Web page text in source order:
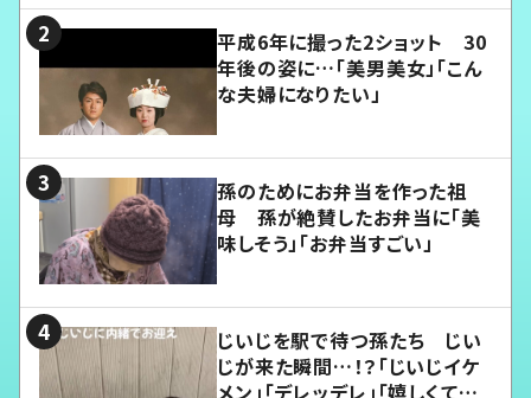
平成6年に撮った2ショット 30
年後の姿に…「美男美女」「こん
な夫婦になりたい」
孫のためにお弁当を作った祖
母 孫が絶賛したお弁当に「美
味しそう」「お弁当すごい」
じいじを駅で待つ孫たち じい
じが来た瞬間…！？「じいじイケ
メン」「デレッデレ」「嬉しくて可